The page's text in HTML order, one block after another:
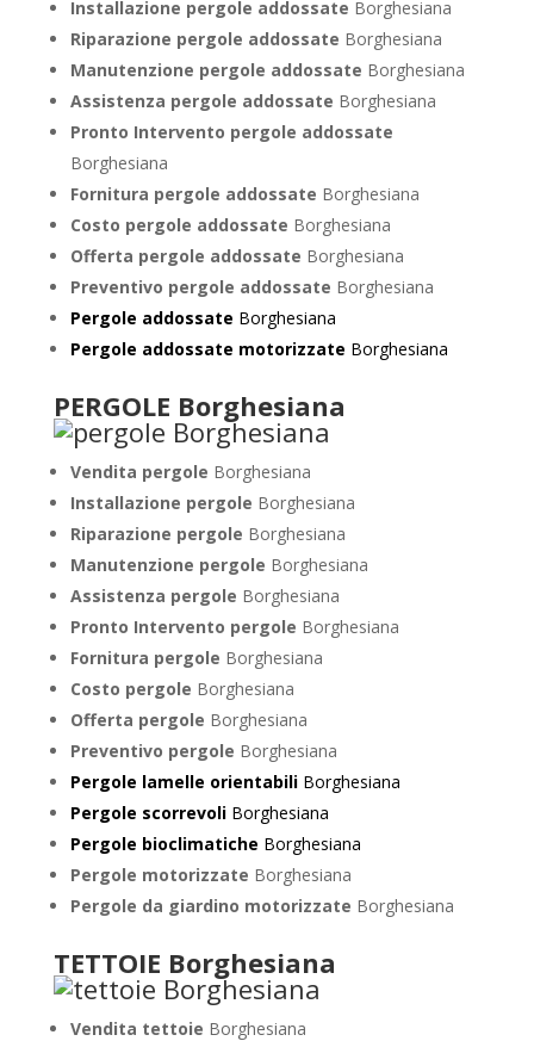
Installazione pergole addossate Borghesiana
Riparazione pergole addossate Borghesiana
Manutenzione pergole addossate Borghesiana
Assistenza pergole addossate Borghesiana
Pronto Intervento pergole addossate
Borghesiana
Fornitura pergole addossate Borghesiana
Costo pergole addossate Borghesiana
Offerta pergole addossate Borghesiana
Preventivo pergole addossate Borghesiana
Pergole addossate Borghesiana
Pergole addossate motorizzate Borghesiana
PERGOLE Borghesiana
Vendita pergole Borghesiana
Installazione pergole Borghesiana
Riparazione pergole Borghesiana
Manutenzione pergole Borghesiana
Assistenza pergole Borghesiana
Pronto Intervento pergole Borghesiana
Fornitura pergole Borghesiana
Costo pergole Borghesiana
Offerta pergole Borghesiana
Preventivo pergole Borghesiana
Pergole lamelle orientabiliBorghesiana
Pergole scorrevoliBorghesiana
Pergole bioclimatiche Borghesiana
Pergole motorizzate Borghesiana
Pergole da giardino motorizzate Borghesiana
TETTOIE Borghesiana
Vendita tettoie Borghesiana